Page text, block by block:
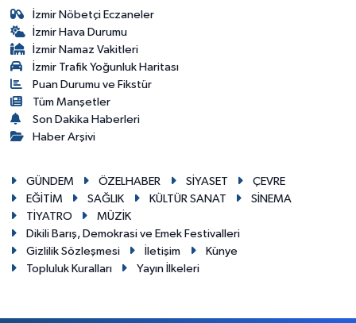
İzmir Nöbetçi Eczaneler
İzmir Hava Durumu
İzmir Namaz Vakitleri
İzmir Trafik Yoğunluk Haritası
Puan Durumu ve Fikstür
Tüm Manşetler
Son Dakika Haberleri
Haber Arşivi
GÜNDEM ÖZELHABER SİYASET
ÇEVRE
EĞİTİM
SAĞLIK KÜLTÜR SANAT
SİNEMA
TİYATRO
MÜZİK
Dikili Barış, Demokrasi ve Emek Festivalleri
Gizlilik Sözleşmesi
İletişim
Künye
Topluluk Kuralları
Yayın İlkeleri